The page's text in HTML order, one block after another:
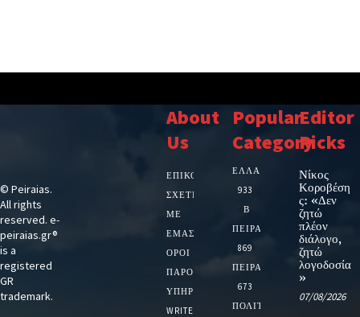
© Peiraias.
All rights
reserved. e-
peiraias.gr®
is a
registered
GR
trademark.
About
Us
ΕΠΙΚΟΙΝΩΝΙΑ
ΣΧΕΤΙΚΆ
ΜΕ
ΕΜΆΣ
ΌΡΟΙ
ΠΑΡΟΧΉΣ
ΥΠΗΡΕΣΙΏΝ
WRITE
Popular
Category
ΕΛΛΑΔΑ
933
Β
ΠΕΙΡΑΙΑ
869
ΠΕΙΡΑΙΑΣ
673
ΠΟΛΙΤΙΚΗ
Editor
Picks
Νίκος
Κοροβέση
ς: «Δεν
ζητώ
πλέον
διάλογο,
ζητώ
λογοδοσία
»
07/08/2026